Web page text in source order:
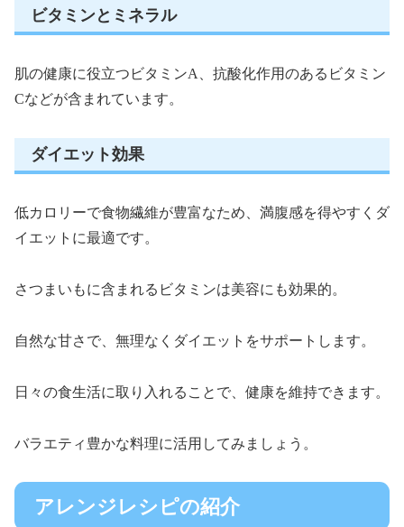
ビタミンとミネラル
肌の健康に役立つビタミンA、抗酸化作用のあるビタミン
Cなどが含まれています。
ダイエット効果
低カロリーで食物繊維が豊富なため、満腹感を得やすくダ
イエットに最適です。
さつまいもに含まれるビタミンは美容にも効果的。
自然な甘さで、無理なくダイエットをサポートします。
日々の食生活に取り入れることで、健康を維持できます。
バラエティ豊かな料理に活用してみましょう。
アレンジレシピの紹介